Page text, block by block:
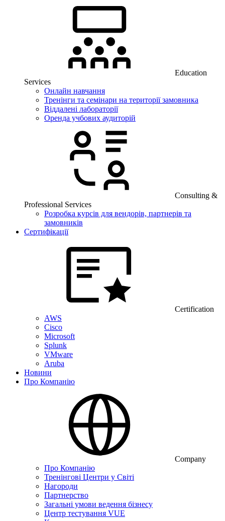
Education
Services
Онлайн навчання
Тренінги та семінари на території замовника
Віддалені лабораторії
Оренда учбових аудиторій
Consulting &
Professional Services
Розробка курсів для вендорів, партнерів та
замовників
Сертифікації
Certification
AWS
Cisco
Microsoft
Splunk
VMware
Aruba
Новини
Про Компанію
Company
Про Компанію
Тренінгові Центри у Світі
Нагороди
Партнерство
Загальні умови ведення бізнесу
Центр тестування VUE